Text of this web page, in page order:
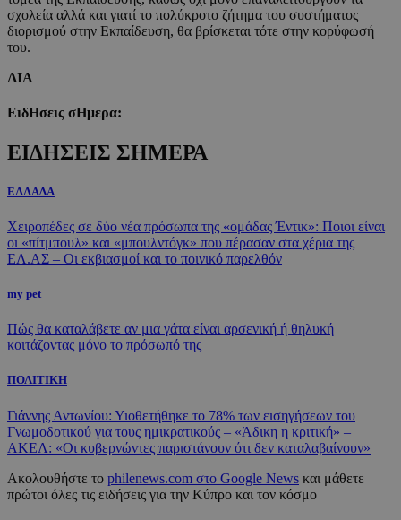
σχολεία αλλά και γιατί το πολύκροτο ζήτημα του συστήματος
διορισμού στην Εκπαίδευση, θα βρίσκεται τότε στην κορύφωσή
του.
ΛΙΑ
ΕιδΗσεις σΗμερα:
ΕΙΔΗΣΕΙΣ ΣΗΜΕΡΑ
ΕΛΛΑΔΑ
Χειροπέδες σε δύο νέα πρόσωπα της «ομάδας Έντικ»: Ποιοι είναι
οι «πίτμπουλ» και «μπουλντόγκ» που πέρασαν στα χέρια της
ΕΛ.ΑΣ – Οι εκβιασμοί και το ποινικό παρελθόν
my pet
Πώς θα καταλάβετε αν μια γάτα είναι αρσενική ή θηλυκή
κοιτάζοντας μόνο το πρόσωπό της
ΠΟΛΙΤΙΚΗ
Γιάννης Αντωνίου: Υιοθετήθηκε το 78% των εισηγήσεων του
Γνωμοδοτικού για τους ημικρατικούς – «Άδικη η κριτική» –
ΑΚΕΛ: «Οι κυβερνώντες παριστάνουν ότι δεν καταλαβαίνουν»
Ακολουθήστε το philenews.com στο Google News και μάθετε
πρώτοι όλες τις ειδήσεις για την Κύπρο και τον κόσμο